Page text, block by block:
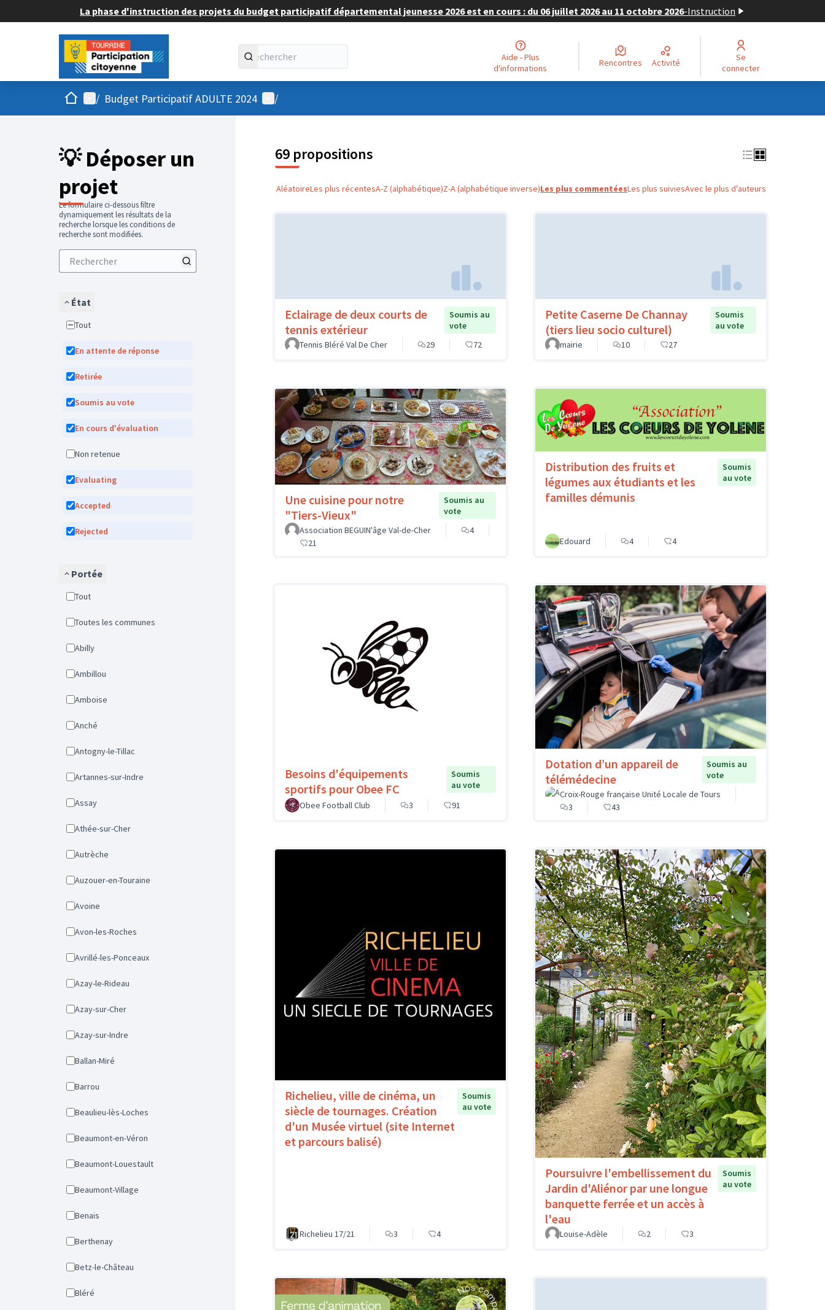
La phase d'instruction des projets du budget participatif départemental jeunesse 2026 est en cours : du 06 juillet 2026 au 11 octobre 2026-Instruction
Aide - Plus
d'informations
Rencontres Activité
Se
connecter
AccueilMenu principal
/ Budget Participatif ADULTE 2024 Menu utilisateur
/
💡 Déposer un
projet
Le formulaire ci-dessous filtre
dynamiquement les résultats de la
recherche lorsque les conditions de
recherche sont modifiées.
État
Tout
En attente de réponse
Retirée
Soumis au vote
En cours d'évaluation
Non retenue
Evaluating
Accepted
Rejected
Portée
Tout
Toutes les communes
Abilly
Ambillou
Amboise
Anché
Antogny-le-Tillac
Artannes-sur-Indre
Assay
Athée-sur-Cher
Autrèche
Auzouer-en-Touraine
Avoine
Avon-les-Roches
Avrillé-les-Ponceaux
Azay-le-Rideau
Azay-sur-Cher
Azay-sur-Indre
Ballan-Miré
Barrou
Beaulieu-lès-Loches
Beaumont-en-Véron
Beaumont-Louestault
Beaumont-Village
Benais
Berthenay
Betz-le-Château
Bléré
69 propositions
AléatoireLes plus récentesA-Z (alphabétique)Z-A (alphabétique inverse)Les plus commentéesLes plus suiviesAvec le plus d'auteurs
Eclairage de deux courts de
tennis extérieur
Soumis au
vote
Tennis Bléré Val De Cher
29 72
Petite Caserne De Channay
(tiers lieu socio culturel)
Soumis
au vote
mairie
10 27
Une cuisine pour notre
"Tiers-Vieux"
Soumis au
vote
Association BEGUIN'âge Val-de-Cher
4
21
Distribution des fruits et
légumes aux étudiants et les
familles démunis
Soumis
au vote
Edouard 4 4
Besoins d'équipements
sportifs pour Obee FC
Soumis
au vote
Obee Football Club
3 91
Dotation d’un appareil de
télémédecine
Soumis au
vote
Croix-Rouge française Unité Locale de Tours
3
43
Richelieu, ville de cinéma, un
siècle de tournages. Création
d'un Musée virtuel (site Internet
et parcours balisé)
Soumis
au vote
Richelieu 17/21 3 4
Poursuivre l'embellissement du
Jardin d'Aliénor par une longue
banquette ferrée et un accès à
l'eau
Soumis
au vote
Louise-Adèle 2 3